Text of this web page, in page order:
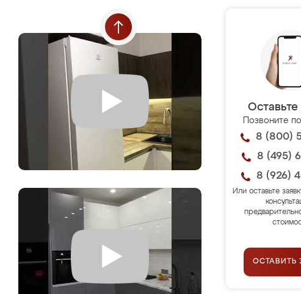
Оставьте
Позвоните
8 (800)
8 (495)
8 (926)
Или оставьте
ОСТАВИТЬ